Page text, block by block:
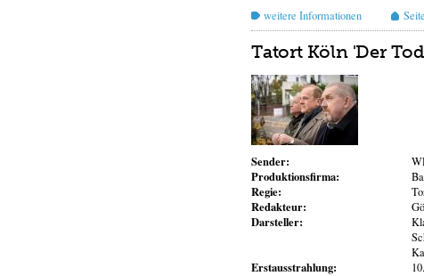
weitere Informationen
Tatort Köln 'Der
Sender:
Produktionsfirma:
Regie:
Redakteur:
Darsteller:
Erstausstrahlung: